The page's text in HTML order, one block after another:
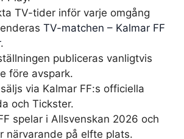
TV-tider inför varje omgång
TV-matchen – Kalmar FF
.
publiceras vanligtvis
före avspark.
via Kalmar FF:s officiella
och Tickster.
spelar i Allsvenskan 2026 och
närvarande på elfte plats.